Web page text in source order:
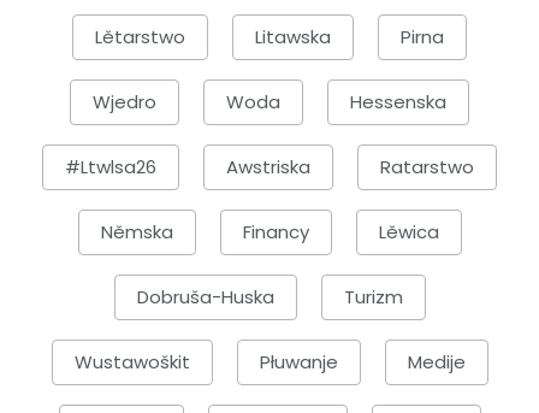
Lětarstwo Litawska Pirna
Wjedro Woda Hessenska
#ltwlsa26 Awstriska Ratarstwo
Němska Financy Lěwica
Dobruša-Huska Turizm
Wustawoškit Płuwanje Medije